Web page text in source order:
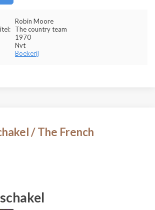
Robin Moore
The country team
1970
Nvt
Boekerij
/ The French